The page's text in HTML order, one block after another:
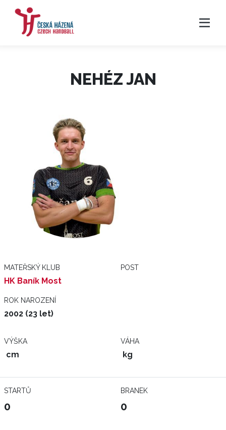
NEHÉZ JAN
MATEŘSKÝ KLUB
HK Baník Most
POST
ROK NAROZENÍ
2002 (23 let)
VÝŠKA
cm
VÁHA
kg
STARTŮ
0
BRANEK
0